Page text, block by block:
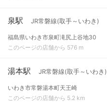
泉駅 JR常磐線(取手～いわき)
福島県いわき市泉町滝尻上谷地30
このページの店舗から 576 m
湯本駅 JR常磐線(取手～いわき)
いわき市常磐湯本町天王崎
このページの店舗から 5.2 km